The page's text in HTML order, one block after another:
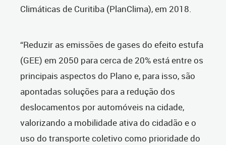
Climáticas de Curitiba (PlanClima), em 2018.
“Reduzir as emissões de gases do efeito estufa
(GEE) em 2050 para cerca de 20% está entre os
principais aspectos do Plano e, para isso, são
apontadas soluções para a redução dos
deslocamentos por automóveis na cidade,
valorizando a mobilidade ativa do cidadão e o
uso do transporte coletivo como prioridade do